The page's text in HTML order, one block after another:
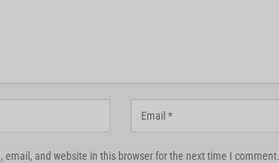
email, and website in this browser for the next time I comment.